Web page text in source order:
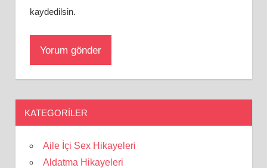
kaydedilsin.
KATEGORILER
Aile İçi Sex Hikayeleri
Aldatma Hikayeleri